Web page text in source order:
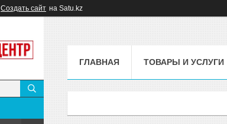
Создать сайт на Satu.kz
ГЛАВНАЯ ТОВАРЫ И УСЛУГИ